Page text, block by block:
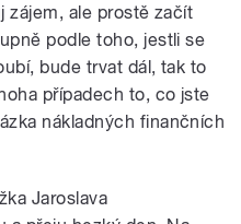
zájem, ale prostě začít
podle toho, jestli se
bude trvat dál, tak to
případech to, co jste
nákladných finančních
Jaroslava